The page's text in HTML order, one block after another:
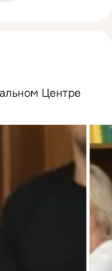
Центре